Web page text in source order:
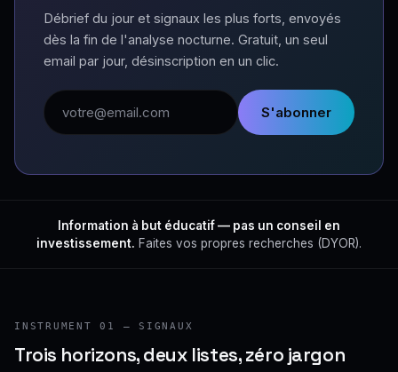
Débrief du jour et signaux les plus forts, envoyés
dès la fin de l'analyse nocturne. Gratuit, un seul
email par jour, désinscription en un clic.
Adresse email
S'abonner
Information à but éducatif — pas un conseil en
investissement. Faites vos propres recherches (DYOR).
INSTRUMENT 01 — SIGNAUX
Trois horizons, deux listes, zéro jargon